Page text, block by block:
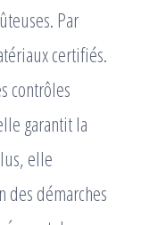
Par
certifiés.
contrôles
garantit la
elle
des démarches